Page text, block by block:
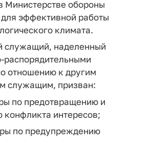
обороны
эффективной работы
климата.
служащий, наделенный
распорядительными
отношению к другим
служащим, призван:
по предотвращению и
конфликта интересов;
по предупреждению